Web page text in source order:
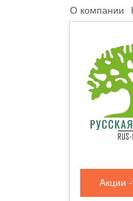
О компании
Акции